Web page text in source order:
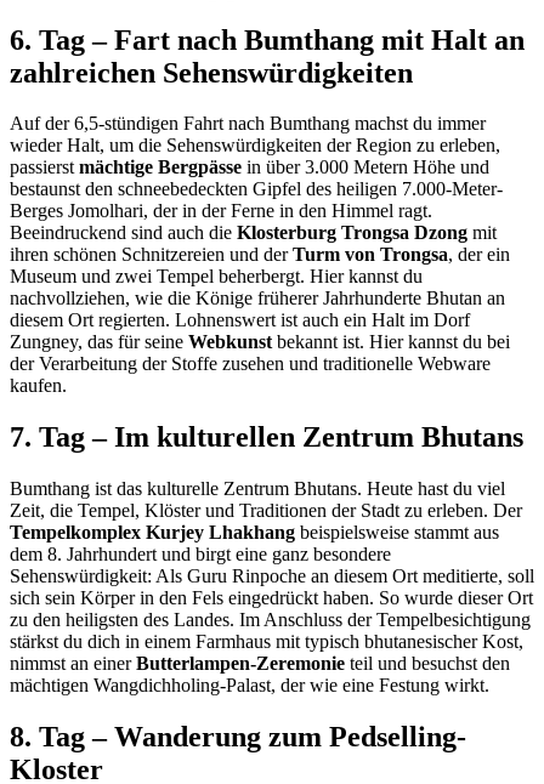
6. Tag – Fart nach Bumthang mit Halt an
zahlreichen Sehenswürdigkeiten
Auf der 6,5-stündigen Fahrt nach Bumthang machst du immer
wieder Halt, um die Sehenswürdigkeiten der Region zu erleben,
passierstmächtige Bergpässe in über 3.000 Metern Höhe und
bestaunst den schneebedeckten Gipfel des heiligen 7.000-Meter-
Berges Jomolhari, der in der Ferne in den Himmel ragt.
Beeindruckend sind auch die Klosterburg Trongsa Dzong mit
ihren schönen Schnitzereien und derTurm von Trongsa, der ein
Museum und zwei Tempel beherbergt. Hier kannst du
nachvollziehen, wie die Könige früherer Jahrhunderte Bhutan an
diesem Ort regierten. Lohnenswert ist auch ein Halt im Dorf
Zungney, das für seine Webkunstbekannt ist. Hier kannst du bei
der Verarbeitung der Stoffe zusehen und traditionelle Webware
kaufen.
7. Tag – Im kulturellen Zentrum Bhutans
Bumthang ist das kulturelle Zentrum Bhutans. Heute hast du viel
Zeit, die Tempel, Klöster und Traditionen der Stadt zu erleben. Der
Tempelkomplex Kurjey Lhakhang beispielsweise stammt aus
dem 8. Jahrhundert und birgt eine ganz besondere
Sehenswürdigkeit: Als Guru Rinpoche an diesem Ort meditierte, soll
sich sein Körper in den Fels eingedrückt haben. So wurde dieser Ort
zu den heiligsten des Landes. Im Anschluss der Tempelbesichtigung
stärkst du dich in einem Farmhaus mit typisch bhutanesischer Kost,
nimmst an einerButterlampen-Zeremonie teil und besuchst den
mächtigen Wangdichholing-Palast, der wie eine Festung wirkt.
8. Tag – Wanderung zum Pedselling-
Kloster